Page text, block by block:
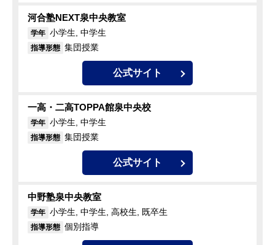
河合塾NEXT泉中央教室
学年 小学生, 中学生
指導形態 集団授業
公式サイト
一高・二高TOPPA館泉中央校
学年 小学生, 中学生
指導形態 集団授業
公式サイト
中野塾泉中央教室
学年 小学生, 中学生, 高校生, 既卒生
指導形態 個別指導